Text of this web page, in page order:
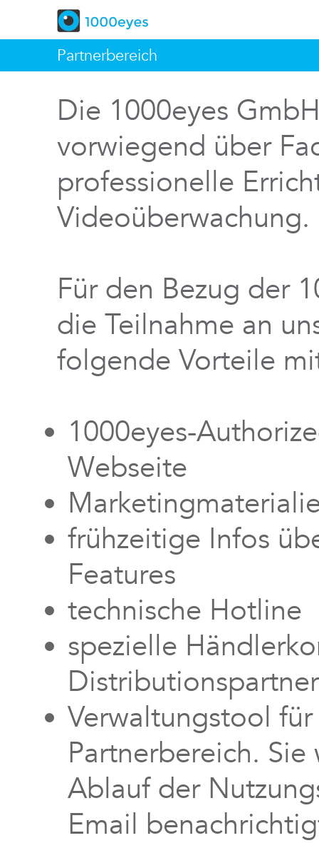
Partnerbereich
Die 1000eyes
vorwiegend über
professionelle
Videoüberwachung.
Für den Bezug der
die Teilnahme an
folgende Vorteile
1000eyes-
Webseite
frühzeitige Infos
Features
technische Hotline
spezielle
Verwaltungstool
Partnerbereich.
Ablauf der
Email